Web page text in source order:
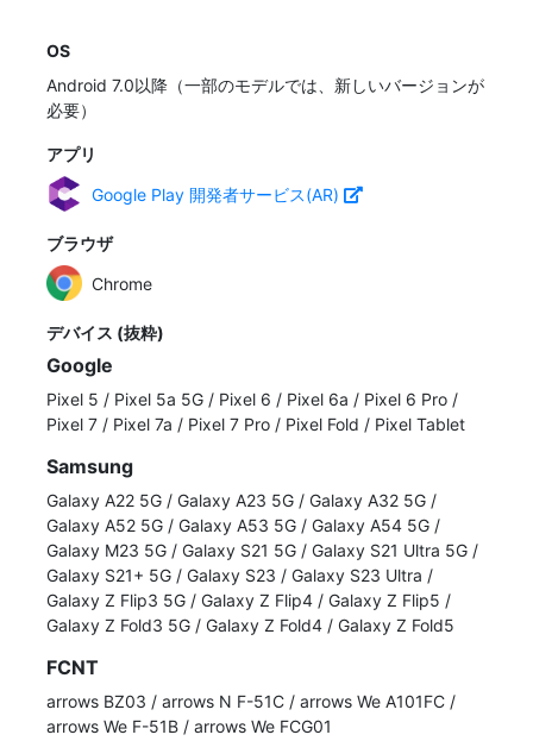
OS
Android 7.0以降（一部のモデルでは、新しいバージョンが
必要）
アプリ
Google Play 開発者サービス(AR)
ブラウザ
Chrome
デバイス (抜粋)
Google
Pixel 5 / Pixel 5a 5G / Pixel 6 / Pixel 6a / Pixel 6 Pro /
Pixel 7 / Pixel 7a / Pixel 7 Pro / Pixel Fold / Pixel Tablet
Samsung
Galaxy A22 5G / Galaxy A23 5G / Galaxy A32 5G /
Galaxy A52 5G / Galaxy A53 5G / Galaxy A54 5G /
Galaxy M23 5G / Galaxy S21 5G / Galaxy S21 Ultra 5G /
Galaxy S21+ 5G / Galaxy S23 / Galaxy S23 Ultra /
Galaxy Z Flip3 5G / Galaxy Z Flip4 / Galaxy Z Flip5 /
Galaxy Z Fold3 5G / Galaxy Z Fold4 / Galaxy Z Fold5
FCNT
arrows BZ03 / arrows N F-51C / arrows We A101FC /
arrows We F-51B / arrows We FCG01